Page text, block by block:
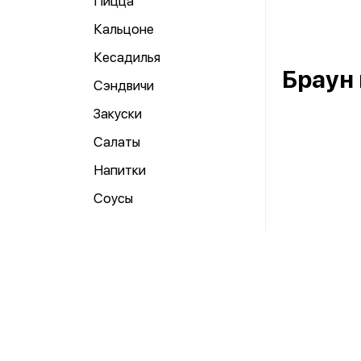
Кальцоне
Кесадилья
Сэндвичи
Закуски
Салаты
Напитки
Соусы
Браун